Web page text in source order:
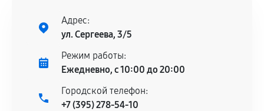
Установка была выполнена нашим сервисным
центром.
При этом гарантия на сами комплектующие
остается на стороне производителя или
сервисный центр ответственности не несет.
Адрес:
ул. Сергеева, 3/5
Режим работы:
Ежедневно, с 10:00 до 20:00
Городской телефон:
+7 (395) 278-54-10